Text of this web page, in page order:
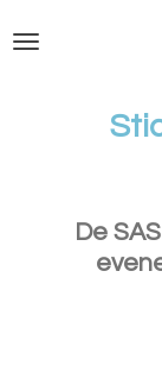
direct
hoofdinhoud
De